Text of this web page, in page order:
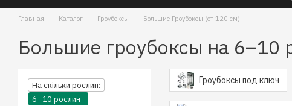
Главная Каталог Гроубоксы Большие Гроубоксы (от 120 см)
Большие гроубоксы на 6–10
Гроубоксы под ключ
На скільки рослин:
6–10 рослин